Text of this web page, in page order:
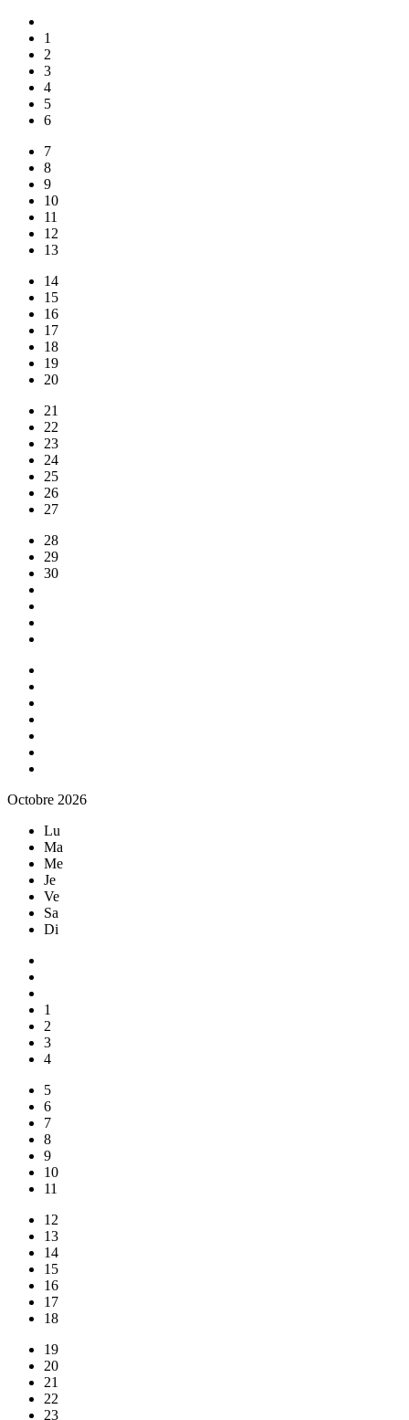
1
2
3
4
5
6
7
8
9
10
11
12
13
14
15
16
17
18
19
20
21
22
23
24
25
26
27
28
29
30
Octobre 2026
Lu
Ma
Me
Je
Ve
Sa
Di
1
2
3
4
5
6
7
8
9
10
11
12
13
14
15
16
17
18
19
20
21
22
23